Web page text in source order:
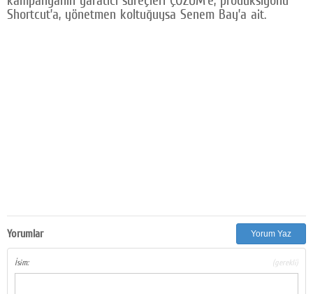
Shortcut’a, yönetmen koltuğuysa Senem Bay’a ait.
Yorumlar Yorum Yaz
İsim: (gerekli)